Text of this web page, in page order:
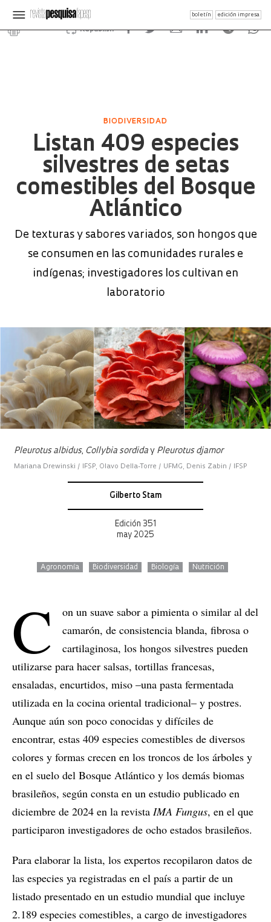
boletín edición impresa
Republish
BIODIVERSIDAD
Listan 409 especies
silvestres de setas
comestibles del Bosque
Atlántico
De texturas y sabores variados, son hongos que
se consumen en las comunidades rurales e
indígenas; investigadores los cultivan en
laboratorio
Pleurotus albidus, Collybia sordida y Pleurotus djamor
Mariana Drewinski / IFSP, Olavo Della-Torre / UFMG, Denis Zabin / IFSP
Gilberto Stam
Edición 351
may 2025
Agronomía Biodiversidad Biología Nutrición
C
on un suave sabor a pimienta o similar al del
camarón, de consistencia blanda, fibrosa o
cartilaginosa, los hongos silvestres pueden
utilizarse para hacer salsas, tortillas francesas,
ensaladas, encurtidos, miso –una pasta fermentada
utilizada en la cocina oriental tradicional– y postres.
Aunque aún son poco conocidas y difíciles de
encontrar, estas 409 especies comestibles de diversos
colores y formas crecen en los troncos de los árboles y
en el suelo del Bosque Atlántico y los demás biomas
brasileños, según consta en un estudio publicado en
diciembre de 2024 en la revista IMA Fungus, en el que
participaron investigadores de ocho estados brasileños.
Para elaborar la lista, los expertos recopilaron datos de
las especies ya registradas en el país a partir de un
listado presentado en un estudio mundial que incluye
2.189 especies comestibles, a cargo de investigadores